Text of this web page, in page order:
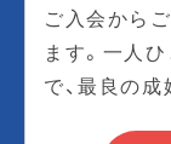
ご入会から
ます。一人
で、最良の成